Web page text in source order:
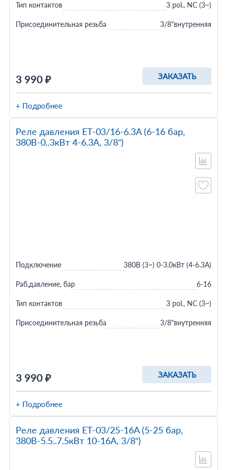
3 990 ₽ ЗАКАЗАТЬ
Тип контактов 3 pol., NC (3~)
Присоединительная резьба 3/8"внутренняя
+ Подробнее
Реле давления ET-03/16-6.3A (6-16 бар,
380В-0..3кВт 4-6.3A, 3/8”)
3 990 ₽ ЗАКАЗАТЬ
Подключение 380В (3~) 0-3.0кВт (4-6.3A)
Раб.давление, бар 6-16
Тип контактов 3 pol., NC (3~)
Присоединительная резьба 3/8"внутренняя
+ Подробнее
Реле давления ET-03/25-16A (5-25 бар,
380В-5.5..7.5кВт 10-16A, 3/8”)